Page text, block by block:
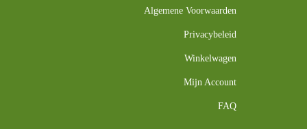
Algemene Voorwaarden
Privacybeleid
Winkelwagen
Mijn Account
FAQ